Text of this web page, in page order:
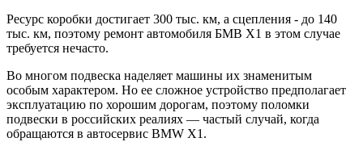
Ресурс коробки достигает 300 тыс. км, а сцепления - до 140
тыс. км, поэтому ремонт автомобиля БМВ X1 в этом случае
требуется нечасто.
Во многом подвеска наделяет машины их знаменитым
особым характером. Но ее сложное устройство предполагает
эксплуатацию по хорошим дорогам, поэтому поломки
подвески в российских реалиях — частый случай, когда
обращаются в автосервис BMW X1.